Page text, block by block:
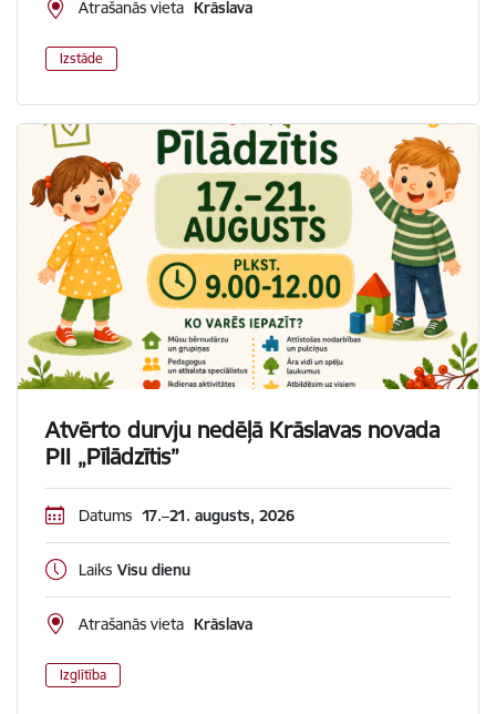
Atrašanās vieta Krāslava
Izstāde
Atvērto durvju nedēļā Krāslavas novada
PII „Pīlādzītis”
Datums 17.–21. augusts, 2026
Laiks Visu dienu
Atrašanās vieta Krāslava
Izglītība